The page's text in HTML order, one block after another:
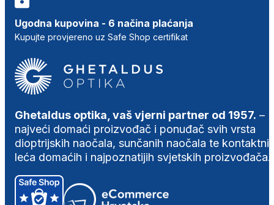
Ugodna kupovina - 6 načina plaćanja
Kupujte provjereno uz Safe Shop certifikat
Ghetaldus optika, vaš vjerni partner od 1957. –
najveći domaći proizvođač i ponuđač svih vrsta
dioptrijskih naočala, sunčanih naočala te
leća domaćih i najpoznatijih svjetskih proizvođača.